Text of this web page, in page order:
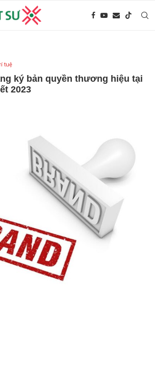
tuệ
ký bản quyền thương hiệu tại
2023